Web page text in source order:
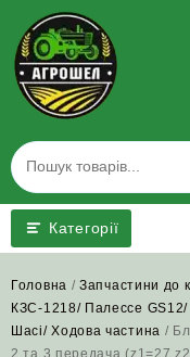
content
Категорії
Головна /Запчастини до
КЗС-1218/ Палессе
Шасі/ Ходова частина /
2 та 3 передача (z1=27